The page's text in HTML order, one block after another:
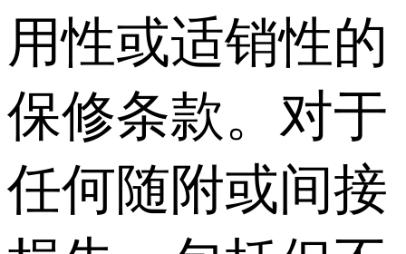
用性或适销性的
保修条款。对于
任何随附或间接